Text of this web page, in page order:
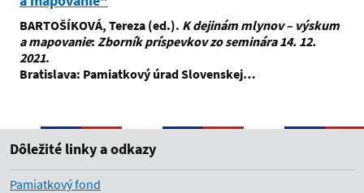
BARTOŠÍKOVÁ, Tereza (ed.). K dejinám mlynov – výskum
a mapovanie: Zborník príspevkov zo seminára 14. 12.
2021.
Bratislava: Pamiatkový úrad Slovenskej…
Dôležité linky a odkazy
Pamiatkový fond